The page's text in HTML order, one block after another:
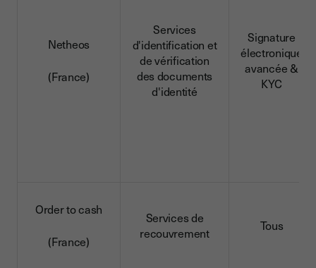
Netheos
(France)
Services
d'identification et
de vérification
des documents
d'identité
Signature
électronique
avancée &
KYC
Order to cash
(France)
Services de
recouvrement
Tous